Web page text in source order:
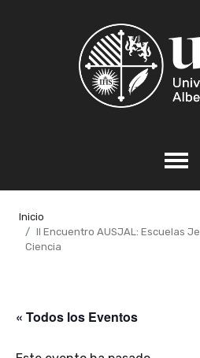
Inicio
II Encuentro AUSJAL: Escuelas
Ciencia
« Todos los Eventos